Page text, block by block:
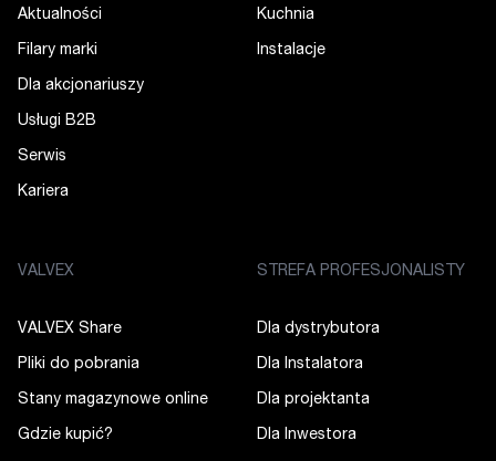
Aktualności
Filary marki
Dla akcjonariuszy
Usługi B2B
Serwis
Kariera
Kuchnia
Instalacje
VALVEX
VALVEX Share
Pliki do pobrania
Stany magazynowe online
Gdzie kupić?
STREFA PROFESJONALISTY
Dla dystrybutora
Dla Instalatora
Dla projektanta
Dla Inwestora